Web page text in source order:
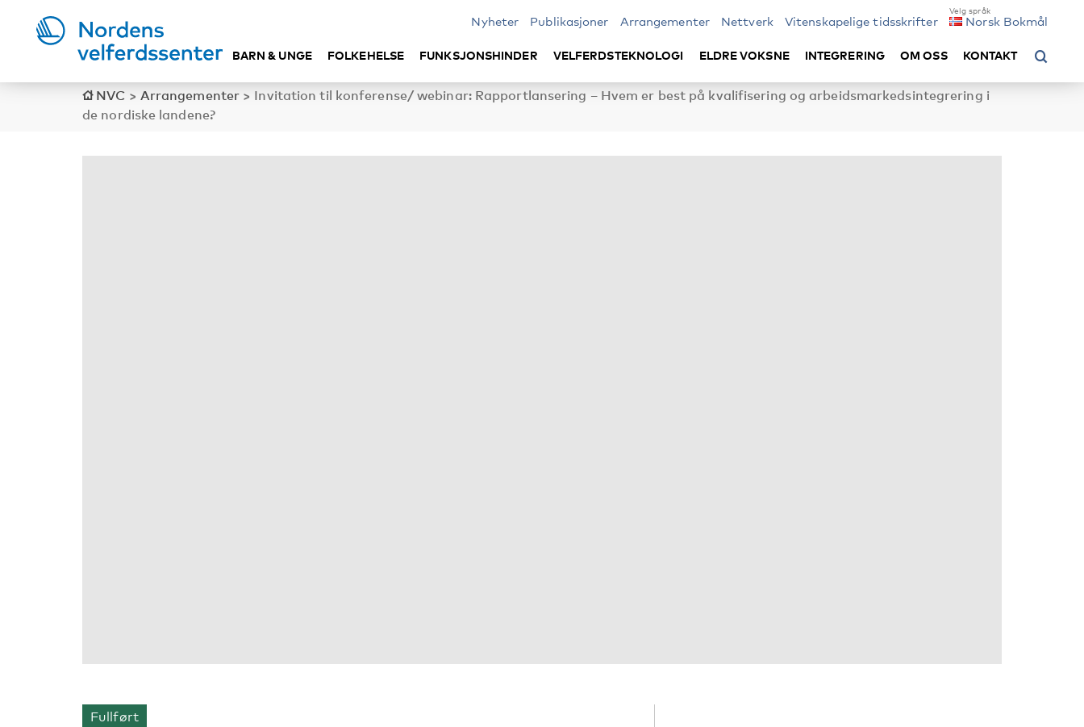
Nyheter Publikasjoner Arrangementer Nettverk Vitenskapelige tidsskrifter Norsk Bokmål
BARN & UNGE FOLKEHELSE FUNKSJONSHINDER VELFERDSTEKNOLOGI ELDRE VOKSNE INTEGRERING OM OSS KONTAKT
NVC > Arrangementer > Invitation til konferense/ webinar: Rapportlansering – Hvem er best på kvalifisering og arbeidsmarkedsintegrering i
de nordiske landene?
Fullført